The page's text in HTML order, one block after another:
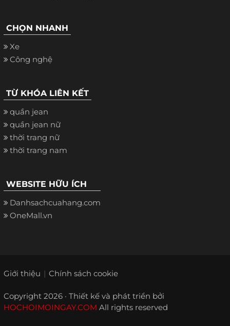
CHỌN NHANH
Xe
Công nghệ
TỪ KHÓA LIÊN KẾT
quần jean
quần jean nữ
thời trang nữ
thời trang nam
WEBSITE HỮU ÍCH
Danhsachcuahang.com
OneMall.vn
Giới thiệu Chính sách cookie
Copyright 2026 · Thiết kế và phát triển bởi
HOCHOIMOINGAY.COM All rights reserved